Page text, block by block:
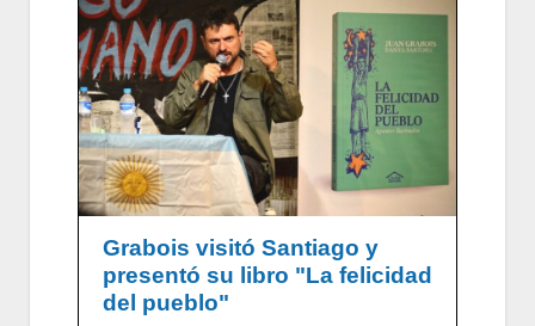
Grabois visitó Santiago y
presentó su libro "La felicidad
del pueblo"